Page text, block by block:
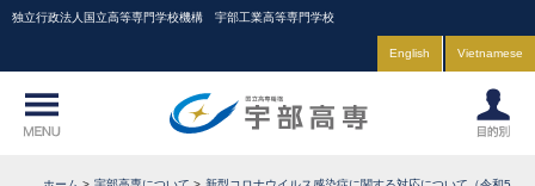
独立行政法人国立高等専門学校機構 宇部工業高等専門学校
English Vietnamese